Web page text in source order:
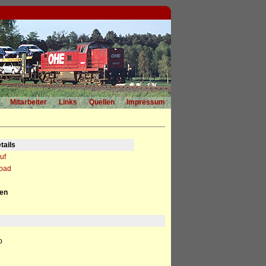
Mitarbeiter Links Quellen Impressum